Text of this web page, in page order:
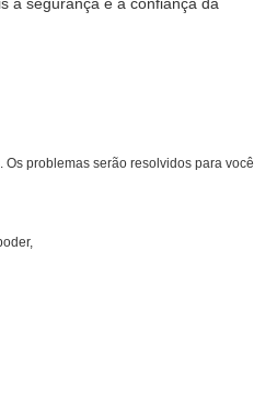
problemas serão resolvidos para você